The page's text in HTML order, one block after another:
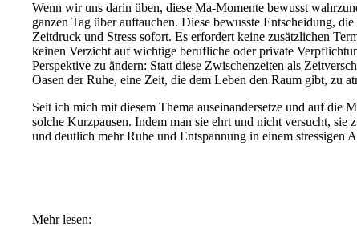
Wenn wir uns darin üben, diese Ma-Momente bewusst
ganzen Tag über auftauchen. Diese bewusste Entscheidung,
Zeitdruck und Stress sofort. Es erfordert keine zusätzlichen
keinen Verzicht auf wichtige berufliche oder private
Perspektive zu ändern: Statt diese Zwischenzeiten als
Oasen der Ruhe, eine Zeit, die dem Leben den Raum gibt, zu
Seit ich mich mit diesem Thema auseinandersetze und auf die
solche Kurzpausen. Indem man sie ehrt und nicht versucht, sie
und deutlich mehr Ruhe und Entspannung in einem stressigen
Mehr lesen: